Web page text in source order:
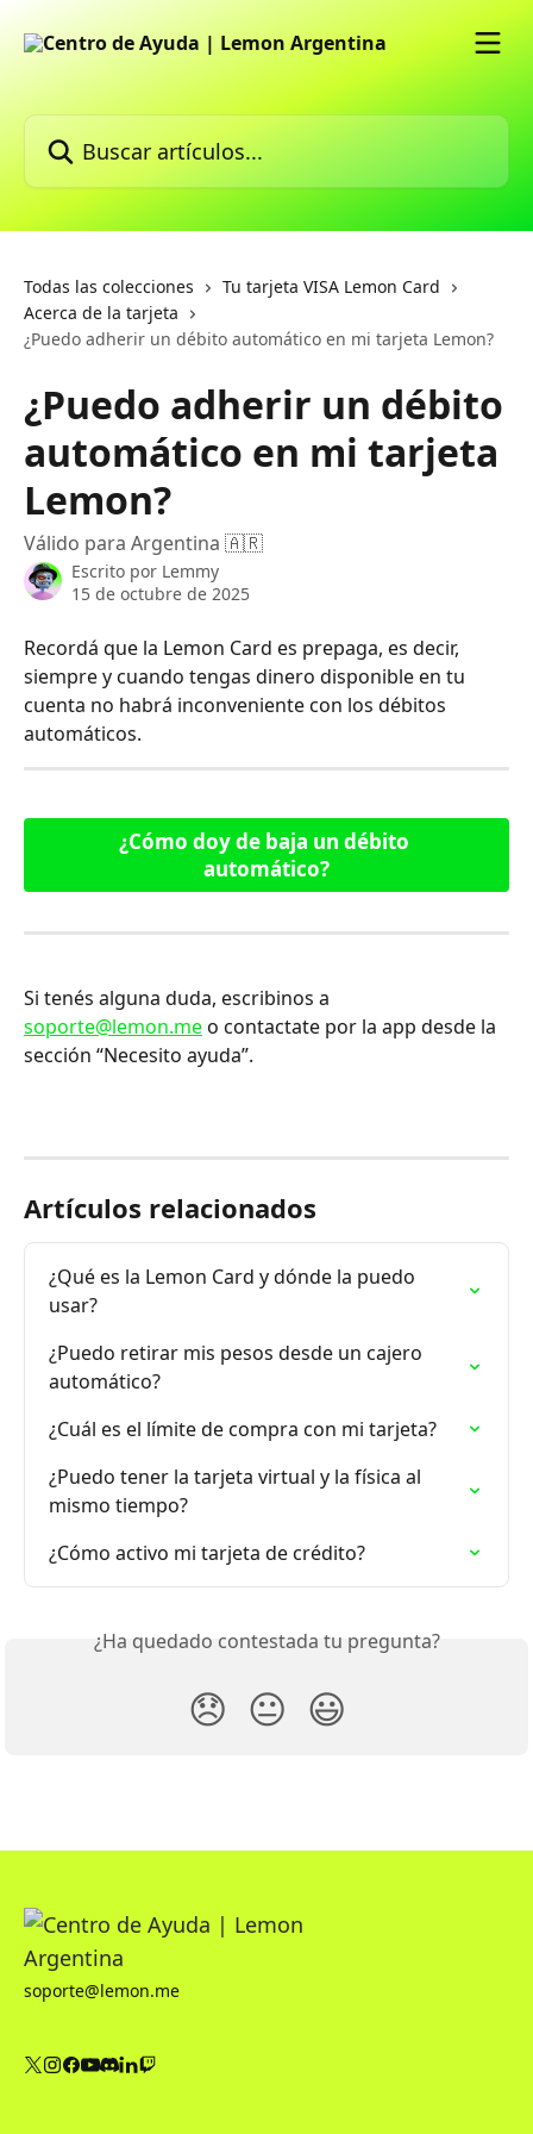
Todas las colecciones
Tu tarjeta VISA Lemon Card
Acerca de la tarjeta
¿Puedo adherir un débito automático en mi tarjeta Lemon?
¿Puedo adherir un débito
automático en mi tarjeta
Lemon?
Válido para Argentina 🇦🇷
Escrito por Lemmy
15 de octubre de 2025
Recordá que la Lemon Card es prepaga, es decir,
siempre y cuando tengas dinero disponible en tu
cuenta no habrá inconveniente con los débitos
automáticos.
¿Cómo doy de baja un débito
automático?
Si tenés alguna duda, escribinos a
soporte@lemon.me o contactate por la app desde la
sección “Necesito ayuda”.
Artículos relacionados
¿Qué es la Lemon Card y dónde la puedo
usar?
¿Puedo retirar mis pesos desde un cajero
automático?
¿Cuál es el límite de compra con mi tarjeta?
¿Puedo tener la tarjeta virtual y la física al
mismo tiempo?
¿Cómo activo mi tarjeta de crédito?
¿Ha quedado contestada tu pregunta?
😞 😐 😃
soporte@lemon.me